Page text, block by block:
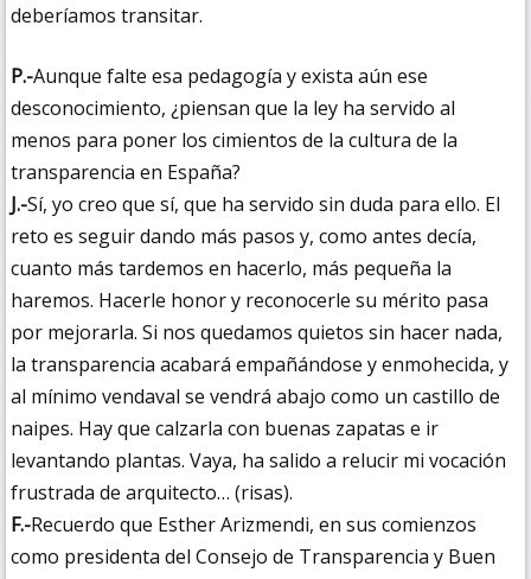
deberíamos transitar.
P.-Aunque falte esa pedagogía y exista aún ese
desconocimiento, ¿piensan que la ley ha servido al
menos para poner los cimientos de la cultura de la
transparencia en España?
J.-Sí, yo creo que sí, que ha servido sin duda para ello. El
reto es seguir dando más pasos y, como antes decía,
cuanto más tardemos en hacerlo, más pequeña la
haremos. Hacerle honor y reconocerle su mérito pasa
por mejorarla. Si nos quedamos quietos sin hacer nada,
la transparencia acabará empañándose y enmohecida, y
al mínimo vendaval se vendrá abajo como un castillo de
naipes. Hay que calzarla con buenas zapatas e ir
levantando plantas. Vaya, ha salido a relucir mi vocación
frustrada de arquitecto… (risas).
F.-Recuerdo que Esther Arizmendi, en sus comienzos
como presidenta del Consejo de Transparencia y Buen